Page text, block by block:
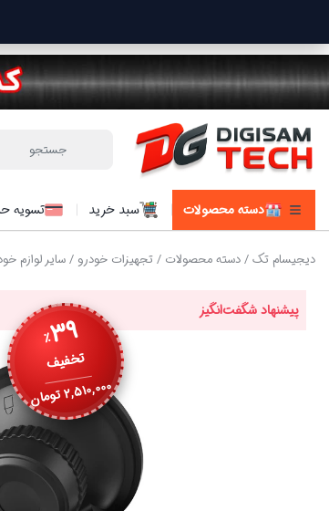
دسته محصولات سبد خرید تسویه
دیجیسام تک/دسته محصولات /تجهیزات خودرو /سایر لوازم
پیشنهاد شگفت‌انگیز
٪39
تخفیف
2,510,000تومان